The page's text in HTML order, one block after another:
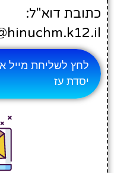
כתובת דוא"ל:
לחץ לשליחת מייל
יסדת עז